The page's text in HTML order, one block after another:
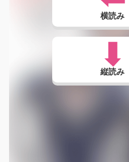
横読み
縦読み